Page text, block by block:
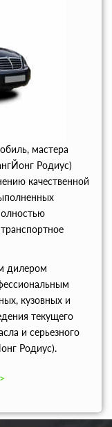
мастера
Родиус)
качественной
дилером
кузовных и
текущего
и серьезного
Родиус).